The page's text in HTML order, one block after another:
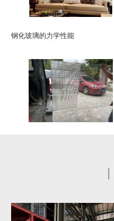
钢化玻璃的力学性能